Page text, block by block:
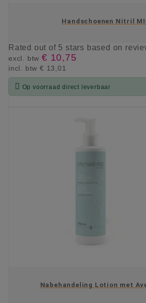
Handschoenen Nitril
Rated out of 5 stars based on
excl. btw € 10,75
incl. btw € 13,01
 Op voorraad direct leverbaar
Nabehandeling Lotion met